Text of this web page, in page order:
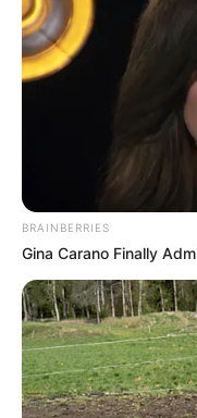
Neuropathy Has
You Do It?
NERVE FLOW
BRAINBERRIES
Gina Carano Finally